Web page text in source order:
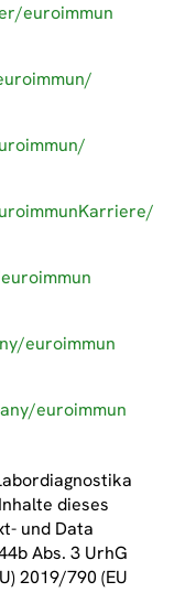
euroimmun
euroimmun
euroimmun
dieses
und Data
Abs. 3 UrhG
2019/790 (EU